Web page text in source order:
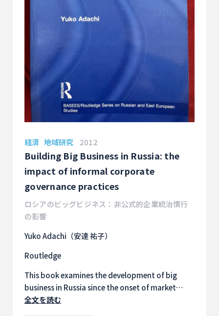
経済 地域研究 2012
Building Big Business in Russia: the
impact of informal corporate
governance practices
ロシアのビッグビジネス：非公式的企業統治慣行
の影響
Yuko Adachi（安達 祐子）
Routledge
This book examines the development of big
business in Russia since the onset of market
oriented reform in the early 1990s. It explains
全文を読む